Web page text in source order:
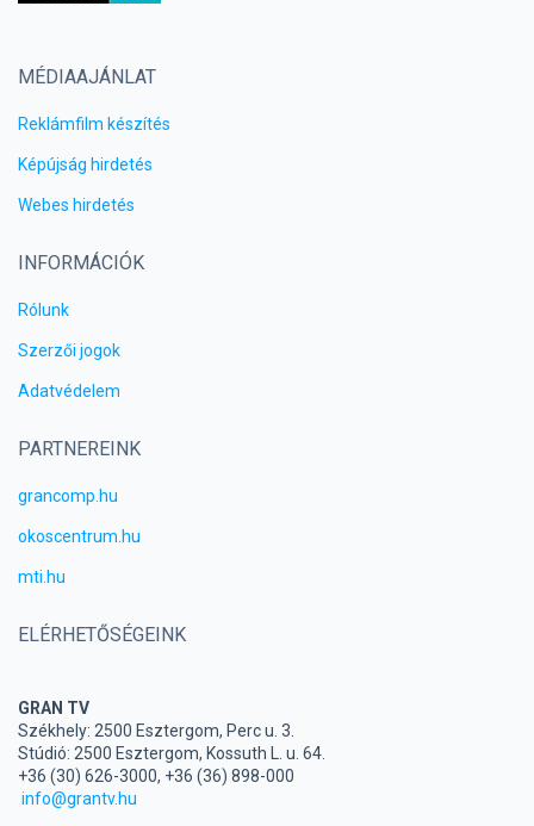
MÉDIAAJÁNLAT
Reklámfilm készítés
Képújság hirdetés
Webes hirdetés
INFORMÁCIÓK
Rólunk
Szerzői jogok
Adatvédelem
PARTNEREINK
grancomp.hu
okoscentrum.hu
mti.hu
ELÉRHETŐSÉGEINK
GRAN TV
Székhely: 2500 Esztergom, Perc u. 3.
Stúdió: 2500 Esztergom, Kossuth L. u. 64.
+36 (30) 626-3000, +36 (36) 898-000
info@grantv.hu